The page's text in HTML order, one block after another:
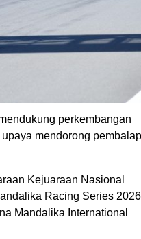
perkembangan
mendorong pembalap
Kejuaraan Nasional
Racing Series 2026
Mandalika International